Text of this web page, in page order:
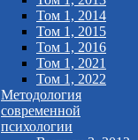
Том 1, 2014
Том 1, 2015
Том 1, 2016
Том 1, 2021
Том 1, 2022
Методология
современной
психологии